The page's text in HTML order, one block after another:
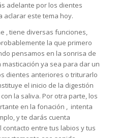
adelante por los dientes
aclarar este tema hoy.
, tiene diversas funciones,
la que primero
pensamos en la sonrisa de
ya sea para dar un
dientes anteriores o triturarlo
el inicio de la digestión
la saliva. Por otra parte, los
en la fonación , intenta
y te darás cuenta
entre tus labios y tus